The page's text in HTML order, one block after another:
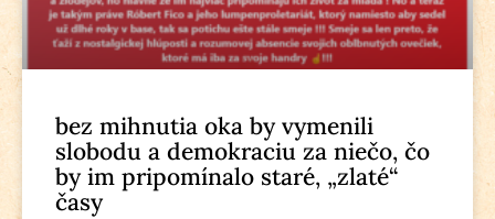
bez mihnutia oka by vymenili
slobodu a demokraciu za niečo, čo
by im pripomínalo staré, „zlaté“
časy